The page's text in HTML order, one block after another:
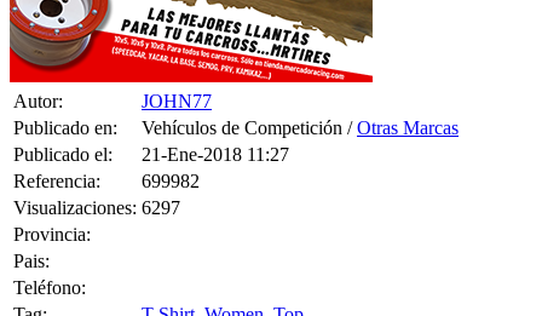
Autor:
JOHN77
Publicado en:
Vehículos de Competición /Otras Marcas
Publicado el:
21-Ene-2018 11:27
Referencia:
699982
Visualizaciones: 6297
Provincia:
Pais:
Teléfono: